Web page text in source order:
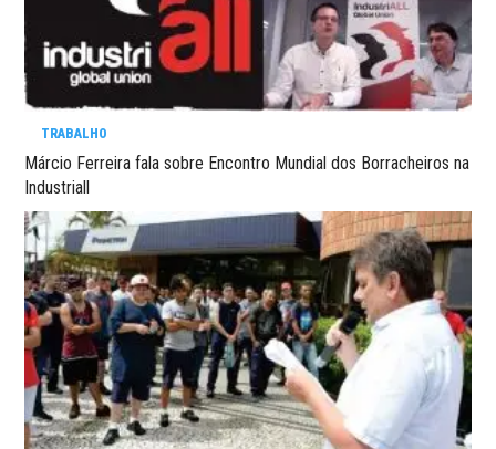
TRABALHO
Márcio Ferreira fala sobre Encontro Mundial dos Borracheiros na
Industriall